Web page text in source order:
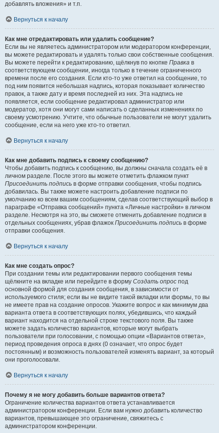
добавлять вложения» и т.п.
Вернуться к началу
Как мне отредактировать или удалить сообщение?
Если вы не являетесь администратором или модератором конференции,
вы можете редактировать и удалять только свои собственные сообщения.
Вы можете перейти к редактированию, щёлкнув по кнопке Правка в
соответствующем сообщении, иногда только в течение ограниченного
времени после его создания. Если кто-то уже ответил на сообщение, то
под ним появится небольшая надпись, которая показывает количество
правок, а также дату и время последней из них. Эта надпись не
появляется, если сообщение редактировал администратор или
модератор, хотя они могут сами написать о сделанных изменениях по
своему усмотрению. Учтите, что обычные пользователи не могут удалить
сообщение, если на него уже кто-то ответил.
Вернуться к началу
Как мне добавить подпись к своему сообщению?
Чтобы добавить подпись к сообщению, вы должны сначала создать её в
личном разделе. После этого вы можете отметить флажком пункт
Присоединить подпись в форме отправки сообщения, чтобы подпись
добавилась. Вы также можете настроить добавление подписи по
умолчанию ко всем вашим сообщениям, сделав соответствующий выбор в
параграфе «Отправка сообщений» пункта «Личные настройки» в личном
разделе. Несмотря на это, вы сможете отменить добавление подписи в
отдельных сообщениях, убрав флажок Присоединить подпись в форме
отправки сообщения.
Вернуться к началу
Как мне создать опрос?
При создании темы или редактировании первого сообщения темы
щёлкните на вкладке или перейдите в форму Создать опрос под
основной формой для создания сообщения, в зависимости от
используемого стиля; если вы не видите такой вкладки или формы, то вы
не имеете прав на создание опросов. Укажите вопрос и как минимум два
варианта ответа в соответствующих полях, убедившись, что каждый
вариант находится на отдельной строке текстового поля. Вы также
можете задать количество вариантов, которые могут выбрать
пользователи при голосовании, с помощью опции «Вариантов ответа»,
период проведения опроса в днях (0 означает, что опрос будет
постоянным) и возможность пользователей изменять вариант, за который
они проголосовали.
Вернуться к началу
Почему я не могу добавить больше вариантов ответа?
Ограничение количества вариантов ответа устанавливается
администратором конференции. Если вам нужно добавить количество
вариантов, превышающее это ограничение, свяжитесь с
администратором конференции.